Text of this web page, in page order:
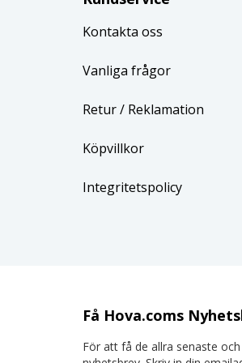
Kontakta oss
Vanliga frågor
Retur/ Reklamation
Köpvillkor
Integritetspolicy
Få Hova.coms
För att få de allra senaste